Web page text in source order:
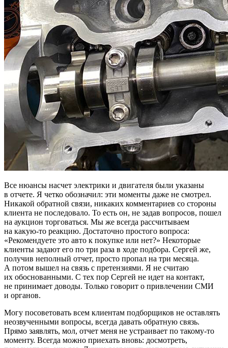
Все нюансы насчет электрики и двигателя были указаны
в отчете. Я четко обозначил: эти моменты даже не смотрел.
Никакой обратной связи, никаких комментариев со стороны
клиента не последовало. То есть он, не задав вопросов, пошел
на аукцион торговаться. Мы же всегда рассчитываем
на какую-то реакцию. Достаточно простого вопроса:
«Рекомендуете это авто к покупке или нет?» Некоторые
клиенты задают его по три раза в ходе подбора. Сергей же,
получив неполный отчет, просто пропал на три месяца.
А потом вышел на связь с претензиями. Я не считаю
их обоснованными. С тех пор Сергей не идет на контакт,
не принимает доводы. Только говорит о привлечении СМИ
и органов.
Могу посоветовать всем клиентам подборщиков не оставлять
неозвученными вопросы, всегда давать обратную связь.
Прямо заявлять, мол, отчет меня не устраивает по такому-то
моменту. Всегда можно приехать вновь: досмотреть,